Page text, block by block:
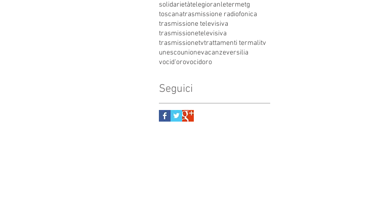
solidarietàtelegioranletermetg
toscanatrasmissione radiofonica
trasmissione televisiva
trasmissionetelevisiva
trasmissionetvtrattamenti termalitv
unescounionevacanzeversilia
vocid'orovocidoro
Seguici